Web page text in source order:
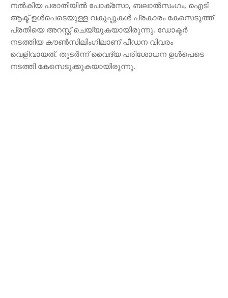
നൽകിയ പരാതിയിൽ പോക്സോ, ബലാൽസംഗം, ഐടി
ആക്ട് ഉൾപെടെയുള്ള വകുപ്പുകൾ പ്രകാരം കേസെടുത്ത്
പ്രതിയെ അറസ്റ്റ് ചെയ്യുകയായിരുന്നു. ഡോക്ടർ
നടത്തിയ കൗൺസിലിംഗിലാണ് പീഡന വിവരം
വെളിവായത്. തുടർന്ന് വൈദ്യ പരിശോധന ഉൾപെടെ
നടത്തി കേസെടുക്കുകയായിരുന്നു.